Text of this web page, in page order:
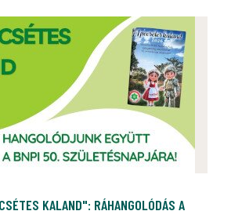
KALAND": RÁHANGOLÓDÁS A